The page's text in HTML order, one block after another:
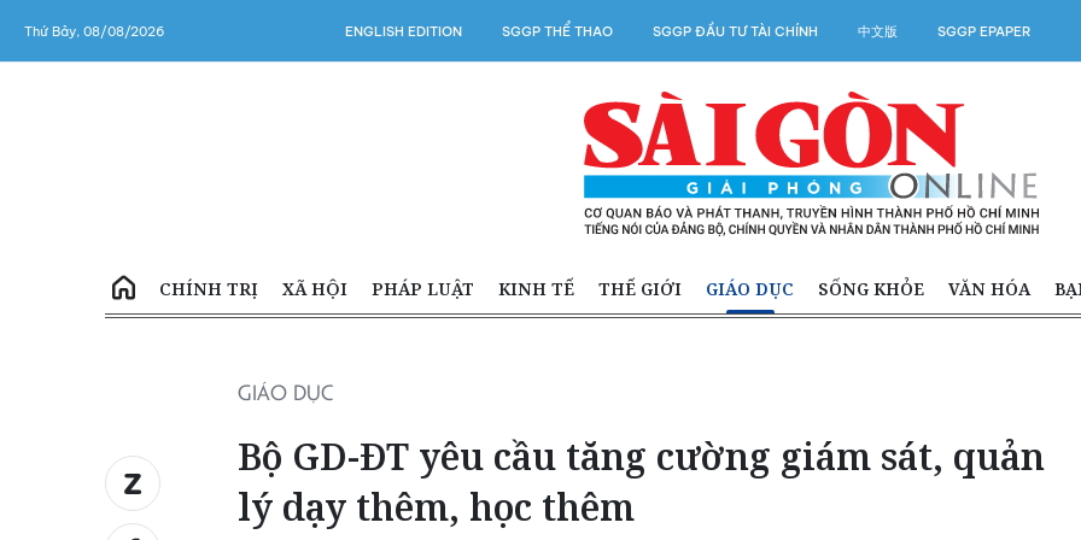
Thứ Bảy, 08/08/2026 ENGLISH EDITION SGGP THỂ THAO SGGP ĐẦU TƯ TÀI CHÍNH 中文版 SGGP EPAPER
CHÍNH TRỊ XÃ HỘI PHÁP LUẬT KINH TẾ THẾ GIỚI GIÁO DỤC SỐNG KHỎE VĂN HÓA
GIÁO DỤC
Bộ GD-ĐT yêu cầu tăng cường giám sát, quản
lý dạy thêm, học thêm